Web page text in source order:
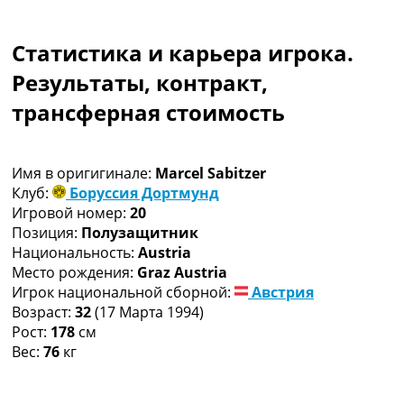
Чемпионат Мира
Украина. Премьер-Лига
Украина. Первая Лига
Лига Чемпионов
Другие Турниры >>>
Таблицы
Таблицы групп Чемпионата Мира
Украина. Премьер-Лига
Украина. Первая Лига
Лига Чемпионов. Таблицы групп
Англия. Премьер-Лига
Испания. Ла Лига
Все таблицы >>>
Рейтинги
Статистика и карьера игрока.
Результаты, контракт,
трансферная стоимость
Имя в оригигинале: Marcel Sabitzer
Клуб:
Боруссия Дортмунд
Игровой номер: 20
Позиция: Полузащитник
Национальность: Austria
Место рождения: Graz Austria
Игрок национальной сборной:
Австрия
Возраст: 32(17 Марта 1994)
Рост: 178 см
Вес: 76 кг